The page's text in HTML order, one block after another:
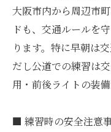
大阪市内から周辺市
ドも、交通ルールを
ります。特に早朝は
だし公道での練習は
用・前後ライトの装備
■ 練習時の安全注意